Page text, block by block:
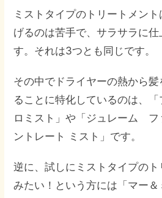
ミストタイプのトリートメン
げるのは苦手で、サラサラに
す。それは3つとも同じです。
その中でドライヤーの熱から
ることに特化しているのは、
ロミスト」や「ジュレーム フ
ントレート ミスト」です。
逆に、試しにミストタイプの
みたい！という方には「マー